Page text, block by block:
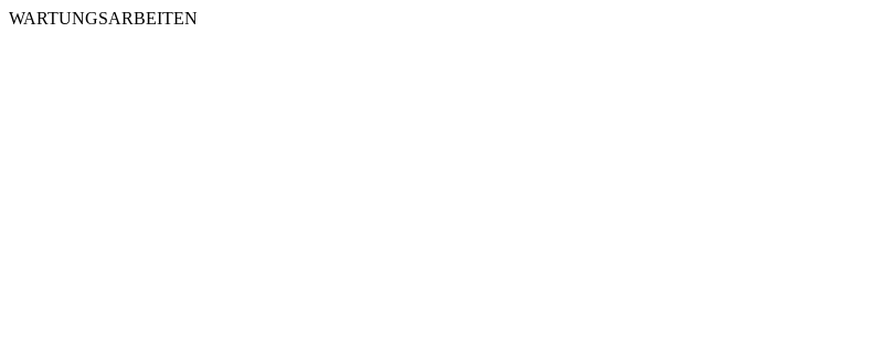
WARTUNGSARBEITEN